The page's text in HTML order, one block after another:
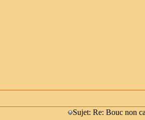
Sujet: Re: Bouc non